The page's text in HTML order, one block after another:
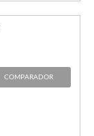
COMPARADOR